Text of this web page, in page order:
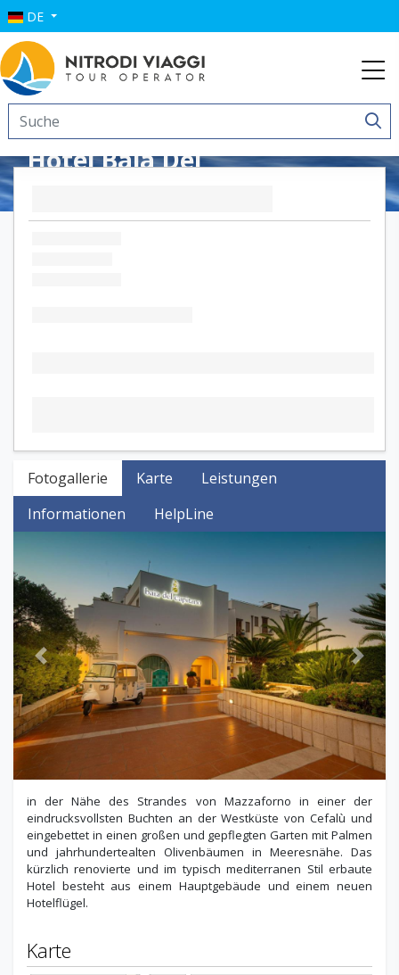
DE
Hotel Baia Del
Fotogallerie Karte
Leistungen
Informationen
HelpLine
Previous Next
in der Nähe des Strandes von Mazzaforno in einer der
eindrucksvollsten Buchten an der Westküste von Cefalù und
eingebettet in einen großen und gepflegten Garten mit Palmen
und jahrhundertealten Olivenbäumen in Meeresnähe. Das
kürzlich renovierte und im typisch mediterranen Stil erbaute
Hotel besteht aus einem Hauptgebäude und einem neuen
Hotelflügel.
Karte